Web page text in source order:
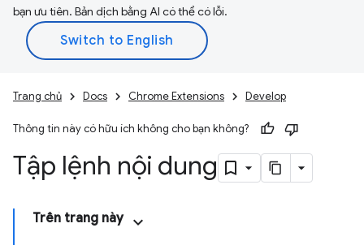
bạn ưu tiên. Bản dịch bằng AI có thể có lỗi.
Trang chủ Docs Chrome Extensions Develop
Thông tin này có hữu ích không cho bạn không?
Tập lệnh nội dung
Trên trang này